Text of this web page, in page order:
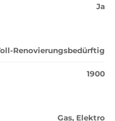
Ja
Renovierungsbedürftig
1900
Gas, Elektro